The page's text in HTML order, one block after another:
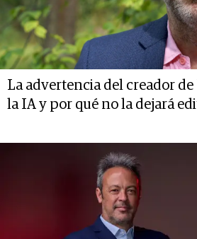
La advertencia del creador
la IA y por qué no la dejará